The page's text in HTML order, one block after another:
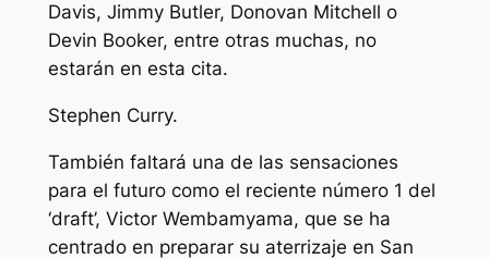
Davis, Jimmy Butler, Donovan Mitchell o
Devin Booker, entre otras muchas, no
estarán en esta cita.
Stephen Curry.
También faltará una de las sensaciones
para el futuro como el reciente número 1 del
‘draft’, Victor Wembamyama, que se ha
centrado en preparar su aterrizaje en San